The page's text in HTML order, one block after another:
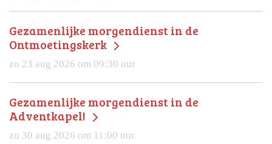
Gezamenlijke morgendienst in de
Ontmoetingskerk
zo 23 aug 2026 om 09:30 uur
Gezamenlijke morgendienst in de
Adventkapel!
zo 30 aug 2026 om 11:00 uur